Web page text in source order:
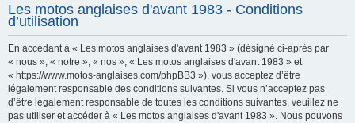
Les motos anglaises d'avant 1983 - Conditions
d’utilisation
En accédant à « Les motos anglaises d'avant 1983 » (désigné ci-après par
« nous », « notre », « nos », « Les motos anglaises d'avant 1983 » et
« https://www.motos-anglaises.com/phpBB3 »), vous acceptez d’être
légalement responsable des conditions suivantes. Si vous n’acceptez pas
d’être légalement responsable de toutes les conditions suivantes, veuillez ne
pas utiliser et accéder à « Les motos anglaises d'avant 1983 ». Nous pouvons